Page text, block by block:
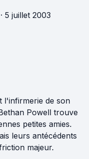
· 5 juillet 2003
l'infirmerie de son
Powell trouve
petites amies.
leurs antécédents
majeur.